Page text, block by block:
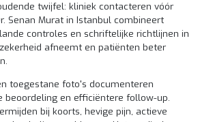
twijfel: kliniek contacteren vóór
Senan Murat in Istanbul combineert
controles en schriftelijke richtlijnen in
afneemt en patiënten beter
toegestane foto's documenteren
beoordeling en efficiëntere follow-up.
bij koorts, hevige pijn, actieve